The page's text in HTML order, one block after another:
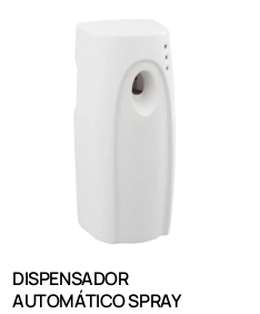
DISPENSADOR
AUTOMÁTICO SPRAY